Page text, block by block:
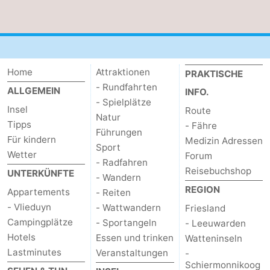
-
Ameland
-
Terschelling
-
Kontakt
Home
ALLGEMEIN
Insel
Tipps
Für kindern
Wetter
UNTERKÜNFTE
Appartements
- Vlieduyn
Campingplätze
Hotels
Lastminutes
Attraktionen
- Rundfahrten
- Spielplätze
Natur
Führungen
Sport
- Radfahren
- Wandern
- Reiten
- Wattwandern
- Sportangeln
Essen und trinken
Veranstaltungen
PRAKTISCHE
INFO.
Route
- Fähre
Medizin Adressen
Forum
Reisebuchshop
REGION
Friesland
- Leeuwarden
Watteninseln
-
Schiermonnikoog